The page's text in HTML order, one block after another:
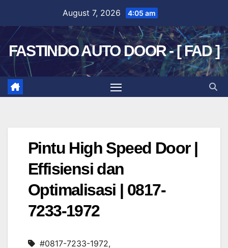
content
August 7, 2026 4:05 am
FASTINDO AUTO DOOR - [ FAD ]
Pintu High Speed Door |
Effisiensi dan
Optimalisasi | 0817-
7233-1972
#0817-7233-1972,